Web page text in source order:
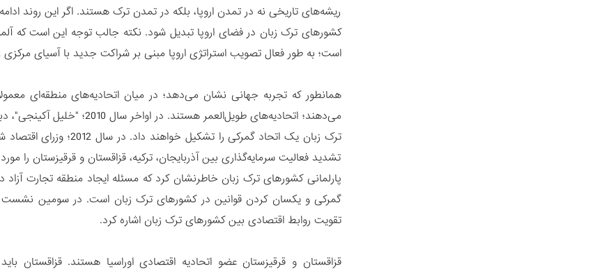
ریشه‌های تاریخی نه در تمدن اروپا، بلکه در تمدن ترک هستند. اگر این روند
کشورهای ترک زبان در فضای اروپا تبدیل شود. نکته جالب توجه این است که
است؛ به طور فعال تصویب استراتژی اروپا مبنی بر شراکت جدید با آسیای مرکزی
همانطور که تجربه جهانی نشان می‌دهد؛ در میان اتحادیه‌های منطقه‌ای
می‌دهند؛ اتحادیه‌های
ترک زبان یک اتحاد گمرکی
تشدید فعالیت سرمایه‌گذاری بین آذربایجان، ترکیه، قزاقستان و قرقیزستان را
پارلمانی کشورهای ترک زبان خاطرنشان کرد که مسئله ایجاد منطقه تجارت آزاد
گمرکی و یکسان کردن قوانین در کشورهای ترک زبان است. در سومین نشست
تقویت روابط اقتصادی بین کشورهای ترک زبان اشاره کرد.
قزاقستان و قرقیزستان عضو اتحادیه اقتصادی اوراسیا هستند. قزاقستان